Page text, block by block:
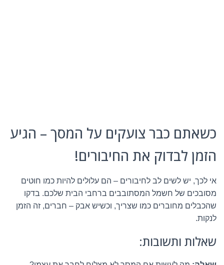
כשאתם כבר צועקים על המסך – הגיע
הזמן לבדוק את החיבורים!
אי לכך, יש לשים לב לחיבורים – הם עלולים להיות כמו חוטים
מסובכים של חשמל המסתובבים ברחבי הבית שלכם. בדקו
שהכבלים מחוברים כמו שצריך, וכשיש אבק – חברים, זה הזמן
לנקות.
שאלות ותשובות: